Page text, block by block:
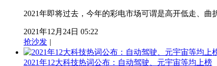
2021年即将过去，今年的彩电市场可谓是高开低走、
2021年12月24日 05:22
抢沙发 |
2021年12大科技热词公布：自动驾驶、元宇宙等均上榜